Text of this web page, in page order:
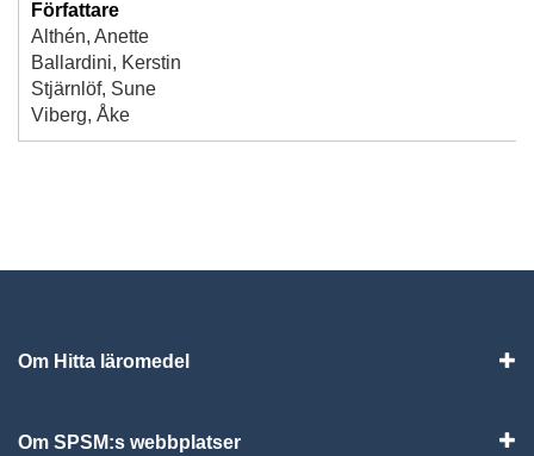
Författare
Althén, Anette
Ballardini, Kerstin
Stjärnlöf, Sune
Viberg, Åke
Om Hitta läromedel
Om SPSM:s webbplatser